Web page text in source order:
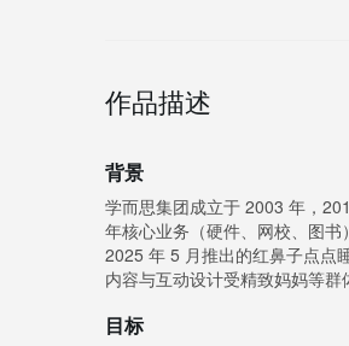
作品描述
背景
学而思集团成立于 2003 年，
年核心业务（硬件、网校、图书
2025 年 5 月推出的红鼻子点点
内容与互动设计受精致妈妈等群
目标